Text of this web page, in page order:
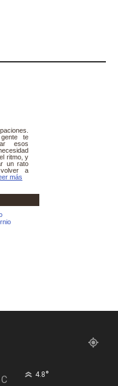
C 4.8°